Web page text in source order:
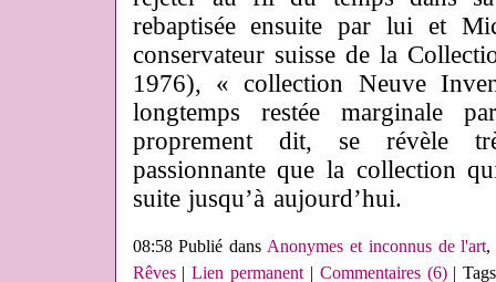
rebaptisée ensuite par lui et
conservateur suisse de la
1976), « collection Neuve
longtemps restée marginale
proprement dit, se révèle
passionnante que la collection
suite jusqu’à aujourd’hui.
08:58 Publié dansAnonymes et inconnus de l'art,
Rêves|Lien permanent| Commentaires (6)|